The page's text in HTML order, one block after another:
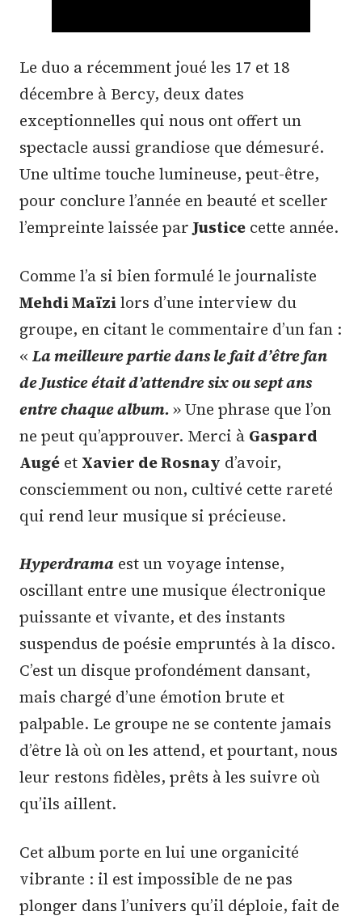
Le duo a récemment joué les 17 et 18
décembre à Bercy, deux dates
exceptionnelles qui nous ont offert un
spectacle aussi grandiose que démesuré.
Une ultime touche lumineuse, peut-être,
pour conclure l’année en beauté et sceller
l’empreinte laissée par Justice cette année.
Comme l’a si bien formulé le journaliste
Mehdi Maïzilors d’une interview du
groupe, en citant le commentaire d’un fan :
« La meilleure partie dans le fait d’être fan
de Justice était d’attendre six ou sept ans
entre chaque album.» Une phrase que l’on
ne peut qu’approuver. Merci à Gaspard
Augé et Xavier de Rosnay d’avoir,
consciemment ou non, cultivé cette rareté
qui rend leur musique si précieuse.
Hyperdrama est un voyage intense,
oscillant entre une musique électronique
puissante et vivante, et des instants
suspendus de poésie empruntés à la disco.
C’est un disque profondément dansant,
mais chargé d’une émotion brute et
palpable. Le groupe ne se contente jamais
d’être là où on les attend, et pourtant, nous
leur restons fidèles, prêts à les suivre où
qu’ils aillent.
Cet album porte en lui une organicité
vibrante : il est impossible de ne pas
plonger dans l’univers qu’il déploie, fait de